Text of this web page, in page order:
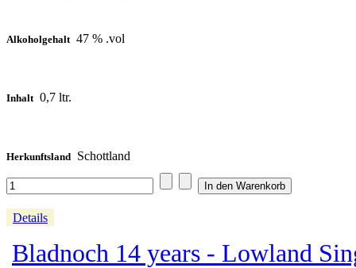
Alkoholgehalt 47 % .vol
Inhalt 0,7 ltr.
Herkunftsland Schottland
Details
Bladnoch 14 years - Lowland